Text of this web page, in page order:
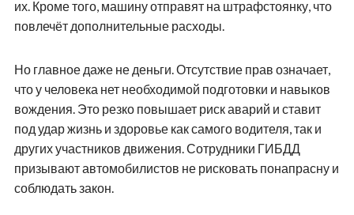
их. Кроме того, машину отправят на штрафстоянку, что
повлечёт дополнительные расходы.
Но главное даже не деньги. Отсутствие прав означает,
что у человека нет необходимой подготовки и навыков
вождения. Это резко повышает риск аварий и ставит
под удар жизнь и здоровье как самого водителя, так и
других участников движения. Сотрудники ГИБДД
призывают автомобилистов не рисковать понапрасну и
соблюдать закон.